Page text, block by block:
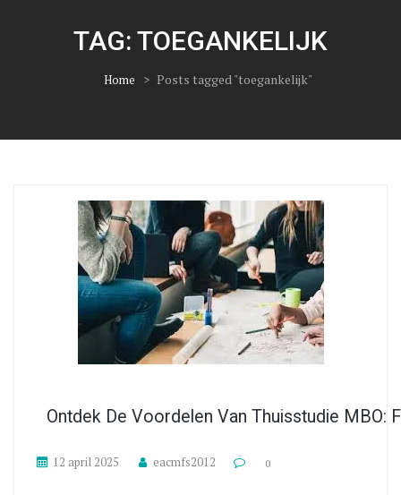
TAG: TOEGANKELIJK
Home > Posts tagged "toegankelijk"
Ontdek De Voordelen Van Thuisstudie MBO:
12 april 2025 eacmfs2012 0